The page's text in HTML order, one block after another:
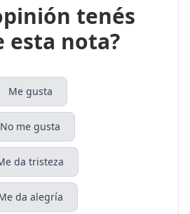
tenés
esta nota?
Me gusta
No me gusta
da tristeza
da alegría